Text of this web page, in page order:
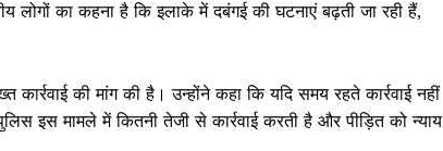
लोगों का कहना है कि इलाके में दबंगई की घटनाएं बढ़ती जा रही हैं,
की मांग की है। उन्होंने कहा कि यदि समय रहते कार्रवाई नहीं
इस मामले में कितनी तेजी से कार्रवाई करती है और पीड़ित को न्याय